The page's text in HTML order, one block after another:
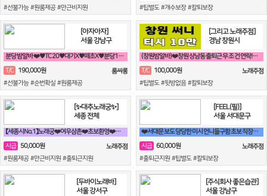
#선불가능 #원룸제공 #만근비지원
#팁별도 #개수보장 #칼퇴보장
[아자아자]
서울 강남구
분당 밤알바 ❤️♥TC 20♥대기X♥떼초X♥분당1등♥❤️
T/C
190,000원
룸싸롱
#선불가능 #순번확실 #원룸제공
[그리고 노래주점]
경남 창원시
(창원밤알바)❤️창원 상남동 출퇴근 무 조 건 연락!❤️ 룸알바 룸보도
T/C
100,000원
노래주점
#팁별도 #뒷방없음 #칼퇴보장
[✨대추노래궁✨]
세종 전체
【세종시No.1】노래궁❤️여우삼촌❤️초보환영❤️가족분위기❤️365일출근
시급
50,000원
노래주점
#원룸제공 #만근비지원 #출퇴근지원
[FEEL(필)]
서울 서대문구
❤️서대문 보도 당당한 미시 언니들구함 초보 직장인 투잡 알바도 가능❤️
시급 60,000원
노래주점
#출퇴근지원 #팁별도 #칼퇴보장
[두바이노래바]
서울 강서구
[주식회사 좋은습관]
서울 강남구